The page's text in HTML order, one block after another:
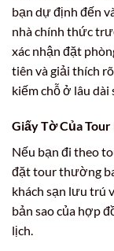
bạn dự định đến
nhà chính thức
xác nhận đặt
tiên và giải thích
kiếm chỗ ở lâu dài
Giấy Tờ Của Tour
Nếu bạn đi theo
đặt tour thường
khách sạn lưu trú
bản sao của hợp
lịch.